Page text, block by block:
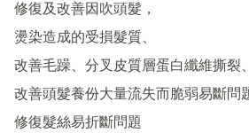
修復及改善因吹頭髮，
燙染造成的受損髮質、
改善毛躁、分叉皮質層蛋白纖維撕裂、
改善頭髮養份大量流失而脆弱易斷問
修復髮絲易折斷問題